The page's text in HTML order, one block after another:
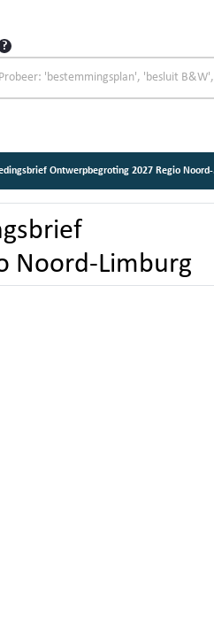
Ontwerpbegroting 2027 Regio Noord-Limburg
Noord-Limburg